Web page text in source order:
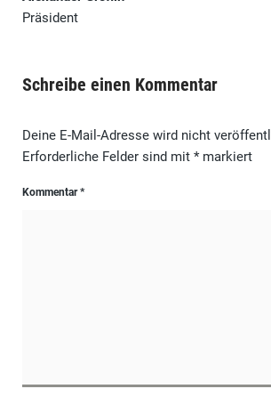
Präsident
Schreibe einen Kommentar
Deine E-Mail-Adresse wird nicht
Erforderliche Felder sind mit *markiert
Kommentar*